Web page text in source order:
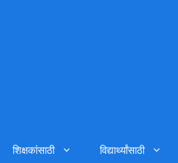
शिक्षकांसाठी विद्यार्थ्यांसाठी